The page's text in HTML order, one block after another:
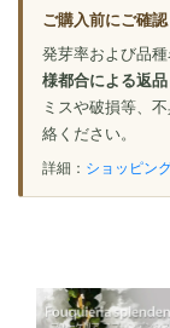
ご購入前にご確
発芽率および品
様都合による返
ミスや破損等、
絡ください。
詳細： ショッピン